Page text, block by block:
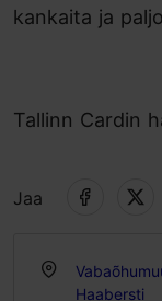
kankaita ja
Tallinn Cardin
Jaa
Haabersti